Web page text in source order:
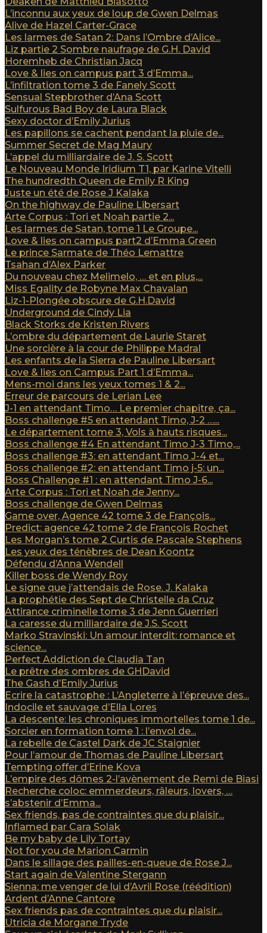
L’inconnu aux yeux de loup de Gwen Delmas
Alive de Hazel Carter-Grace
Les larmes de Satan 2: Dans l’Ombre d’Alice...
Liz partie 2 Sombre naufrage de G.H. David
Horemheb de Christian Jacq
Love & lies on campus part 3 d’Emma...
L’infiltration tome 3 de Fanely Scott
Sensual Stepbrother d’Ana Scott
Sulfurous Bad Boy de Laura Black
Sexy doctor d’Emily Jurius
Les papillons se cachent pendant la pluie de...
Summer Secret de Mag Maury
L’appel du milliardaire de J. S. Scott
Le Nouveau Monde Iridium T1, par Karine Vitelli
The hundredth Queen de Emily R King
Juste un été de Rose J Kalaka
On the highway de Pauline Libersart
Arte Corpus : Tori et Noah partie 2...
Les larmes de Satan, tome 1 Le Groupe...
Love & lies on campus part2 d’Emma Green
Le prince Sarmate de Théo Lemattre
Tsahan d’Alex Parker
Du nouveau chez Melimelo, … et en plus,...
Miss Egality de Robyne Max Chavalan
Liz-1-Plongée obscure de G.H.David
Underground de Cindy Lia
Black Storks de Kristen Rivers
L’ombre du département de Laurie Staret
Une sorcière à la cour de Philippe Madral
Les enfants de la Sierra de Pauline Libersart
Love & lies on Campus Part 1 d’Emma...
Mens-moi dans les yeux tomes 1 & 2...
Erreur de parcours de Lerian Lee
J-1 en attendant Timo… Le premier chapitre, ça...
Boss challenge #5 en attendant Timo, J-2 …...
Le département tome 3, Vols à hauts risques...
Boss challenge #4 En attendant Timo J-3 Timo,...
Boss challenge #3: en attendant Timo J-4 et...
Boss challenge #2: en attendant Timo j-5: un...
Boss Challenge #1 : en attendant Timo J-6...
Arte Corpus : Tori et Noah de Jenny...
Boss challenge de Gwen Delmas
Game over, Agence 42 tome 3 de François...
Predict: agence 42 tome 2 de François Rochet
Les Morgan’s tome 2 Curtis de Pascale Stephens
Les yeux des ténèbres de Dean Koontz
Défendu d’Anna Wendell
Killer boss de Wendy Roy
Le signe que j’attendais de Rose. J. Kalaka
La prophétie des Sept de Christelle da Cruz
Attirance criminelle tome 3 de Jenn Guerrieri
La caresse du milliardaire de J.S. Scott
Marko Stravinski: Un amour interdit: romance et
science...
Perfect Addiction de Claudia Tan
Le prêtre des ombres de GHDavid
The Gash d’Emily Jurius
Ecrire la catastrophe : L’Angleterre à l’épreuve des...
Indocile et sauvage d’Ella Lores
La descente: les chroniques immortelles tome 1 de...
Sorcier en formation tome 1 : l’envol de...
La rebelle de Castel Dark de JC Staignier
Pour l’amour de Thomas de Pauline Libersart
Tempting offer d’Erine Kova
L’empire des dômes 2-l’avènement de Remi de Biasi
Recherche coloc: emmerdeurs, râleurs, lovers, …
s’abstenir d’Emma...
Sex friends, pas de contraintes que du plaisir...
Inflamed par Cara Solak
Be my baby de Lily Tortay
Not for you de Marion Carmin
Dans le sillage des pailles-en-queue de Rose J...
Start again de Valentine Stergann
Sienna: me venger de lui d’Avril Rose (réédition)
Ardent d’Anne Cantore
Sex friends pas de contraintes que du plaisir...
Utricia de Morgane Tryde